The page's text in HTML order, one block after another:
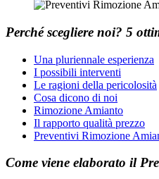
Perché scegliere noi? 5
Una pluriennale esperienza
I possibili interventi
Le ragioni della pericolosità
Cosa dicono di noi
Rimozione Amianto
Il rapporto qualità prezzo
Preventivi Rimozione
Come viene elaborato il